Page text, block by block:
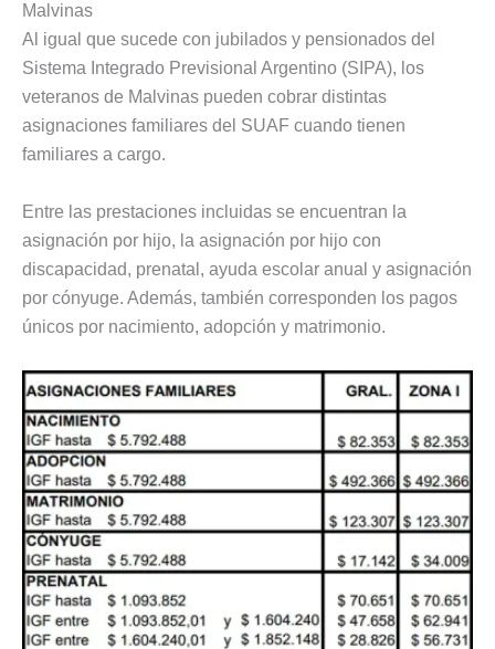
Malvinas
Al igual que sucede con jubilados y pensionados del
Sistema Integrado Previsional Argentino (SIPA), los
veteranos de Malvinas pueden cobrar distintas
asignaciones familiares del SUAF cuando tienen
familiares a cargo.
Entre las prestaciones incluidas se encuentran la
asignación por hijo, la asignación por hijo con
discapacidad, prenatal, ayuda escolar anual y asignación
por cónyuge. Además, también corresponden los pagos
únicos por nacimiento, adopción y matrimonio.